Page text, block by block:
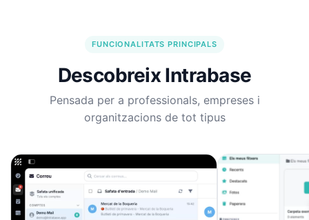
FUNCIONALITATS PRINCIPALS
Descobreix Intrabase
Pensada per a professionals, empreses i
organitzacions de tot tipus